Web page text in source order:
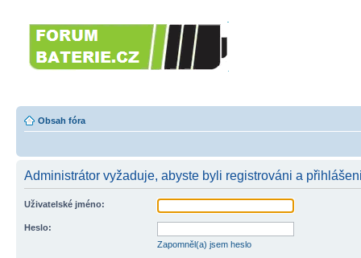
Obsah fóra
Administrátor vyžaduje, abyste byli registrováni a
Uživatelské jméno:
Heslo:
Zapomněl(a) jsem heslo